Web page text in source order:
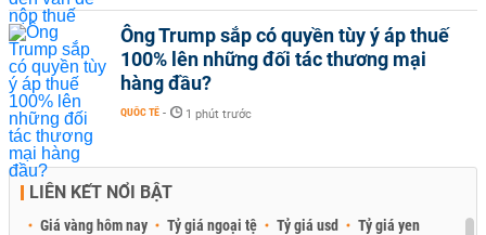
Ông Trump sắp có quyền tùy ý áp thuế
100% lên những đối tác thương mại
hàng đầu?
QUỐC TẾ - 1 phút trước
LIÊN KẾT NỔI BẬT
Giá vàng hôm nay Tỷ giá ngoại tệ Tỷ giá usd
Tỷ giá yen